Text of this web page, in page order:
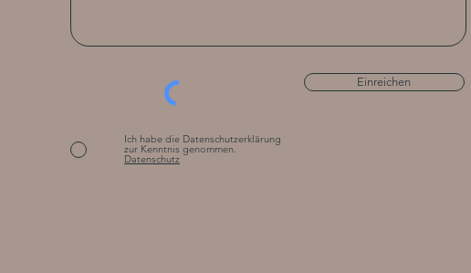
Einreichen
Ich habe die Datenschutzerklärung
zur Kenntnis genommen.
Datenschutz